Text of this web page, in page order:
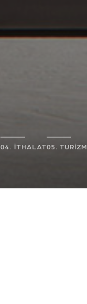
04. İTHALAT05. TURİZM